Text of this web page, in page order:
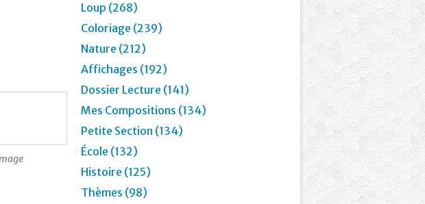
Loup (268)
Coloriage (239)
Nature (212)
Affichages (192)
Dossier Lecture (141)
Mes Compositions (134)
Petite Section (134)
École (132)
Histoire (125)
Thèmes (98)